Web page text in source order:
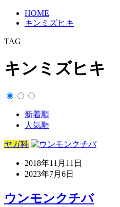
HOME
キンミズヒキ
TAG
キンミズヒキ
新着順
人気順
ヤガ科
2018年11月11日
2023年7月6日
ウンモンクチバ